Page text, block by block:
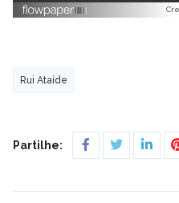
Rui Ataíde
Partilhe: